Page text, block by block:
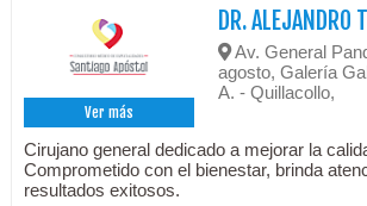
Ver más
DR. ALEJANDRO
Av. General
agosto, Galería
A. - Quillacollo,
Cirujano general dedicado a mejorar la
Comprometido con el bienestar, brinda
resultados exitosos.